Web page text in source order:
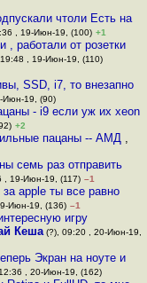
чтоли Есть на
, 19-Июн-19, (100) +1
, работали от розетки
, 19-Июн-19, (110)
SSD, i7, то внезапно
Июн-19, (90)
- i9 если уж их xeon
+2
пацаны -- АМД ,
семь раз отправить
, 19-Июн-19, (117) –1
apple ты все равно
Июн-19, (136) –1
игру
Кеша(?), 09:20 , 20-Июн-19,
Экран на ноуте и
, 20-Июн-19, (162)